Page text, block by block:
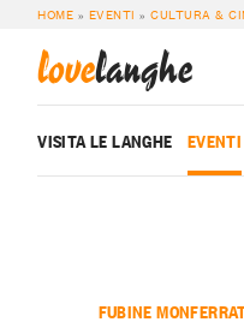
HOME » EVENTI »CULTURA &
lovelanghe
VISITA LE LANGHE EVENTI
FUBINE